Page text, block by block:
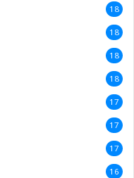
18
18
18
18
17
17
17
16